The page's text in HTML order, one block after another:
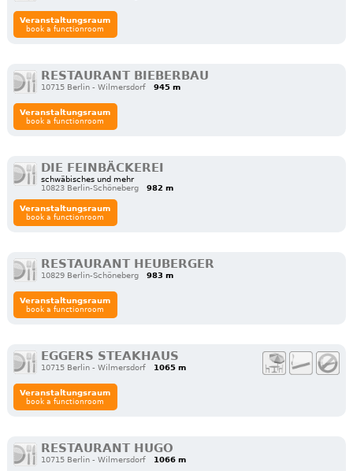
Veranstaltungsraum
book a functionroom
RESTAURANT BIEBERBAU
10715 Berlin - Wilmersdorf 945 m
Veranstaltungsraum
book a functionroom
DIE FEINBÄCKEREI
schwäbisches und mehr
10823 Berlin-Schöneberg
982 m
Veranstaltungsraum
book a functionroom
RESTAURANT HEUBERGER
10829 Berlin-Schöneberg 983 m
Veranstaltungsraum
book a functionroom
EGGERS STEAKHAUS
10715 Berlin - Wilmersdorf 1065 m
Veranstaltungsraum
book a functionroom
RESTAURANT HUGO
10715 Berlin - Wilmersdorf 1066 m